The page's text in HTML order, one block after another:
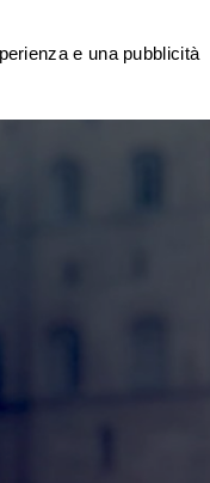
e una pubblicità